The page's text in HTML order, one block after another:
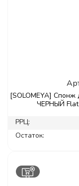
[SOLOMEYA]
ЧЕРНЫЙ Flat
РРЦ:
Остаток: